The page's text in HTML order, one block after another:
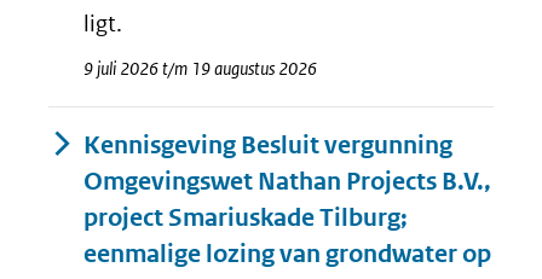
ligt.
9 juli 2026 t/m 19 augustus 2026
Kennisgeving Besluit vergunning
Omgevingswet Nathan Projects B.V.,
project Smariuskade Tilburg;
eenmalige lozing van grondwater op